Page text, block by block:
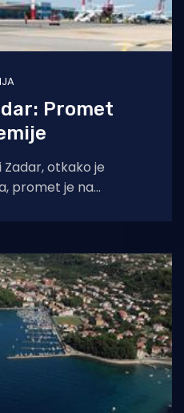
Promet
Zadar, otkako je
promet je na